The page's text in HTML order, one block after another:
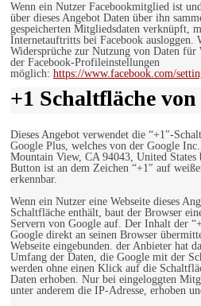
Wenn ein Nutzer Facebookmitglied ist
über dieses Angebot Daten über ihn
gespeicherten Mitgliedsdaten verknüpft,
Internetauftritts bei Facebook ausloggen.
Widersprüche zur Nutzung von Daten für
der Facebook-Profileinstellungen
möglich: https://www.facebook.com/
+1 Schaltfläche
Dieses Angebot verwendet die “+1″-
Google Plus, welches von der Google
Mountain View, CA 94043, United
Button ist an dem Zeichen “+1″ auf
erkennbar.
Wenn ein Nutzer eine Webseite dieses
Schaltfläche enthält, baut der Browser
Servern von Google auf. Der Inhalt der
Google direkt an seinen Browser
Webseite eingebunden. der Anbieter hat
Umfang der Daten, die Google mit der
werden ohne einen Klick auf die
Daten erhoben. Nur bei eingeloggten
unter anderem die IP-Adresse, erhoben